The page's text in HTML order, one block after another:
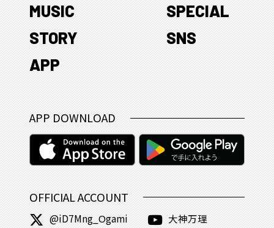
MUSIC
STORY
APP
SPECIAL
SNS
APP DOWNLOAD
OFFICIAL ACCOUNT
@iD7Mng_Ogami 大神万理